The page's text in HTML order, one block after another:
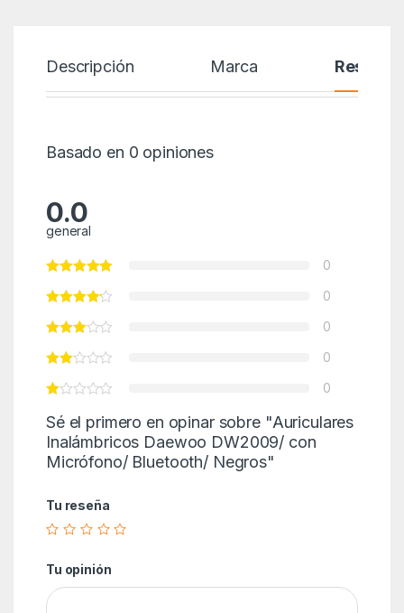
Descripción Marca Reseñas
Basado en 0 opiniones
0.0
general
0
0
0
0
0
Sé el primero en opinar sobre "Auriculares
Inalámbricos Daewoo DW2009/ con
Micrófono/ Bluetooth/ Negros"
Tu reseña
Tu opinión